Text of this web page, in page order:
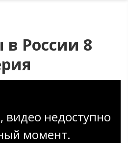
России 8
видео недоступно
момент.